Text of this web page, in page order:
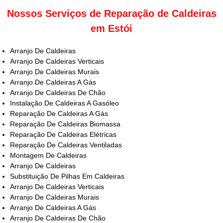
Nossos Serviços de Reparação de Caldeiras
em Estói
Arranjo De Caldeiras
Arranjo De Caldeiras Verticais
Arranjo De Caldeiras Murais
Arranjo De Caldeiras A Gás
Arranjo De Caldeiras De Chão
Instalação De Caldeiras A Gasóleo
Reparação De Caldeiras A Gás
Reparação De Caldeiras Biomassa
Reparação De Caldeiras Elétricas
Reparação De Caldeiras Ventiladas
Montagem De Caldeiras
Arranjo De Caldeiras
Substituição De Pilhas Em Caldeiras
Arranjo De Caldeiras Verticais
Arranjo De Caldeiras Murais
Arranjo De Caldeiras A Gás
Arranjo De Caldeiras De Chão